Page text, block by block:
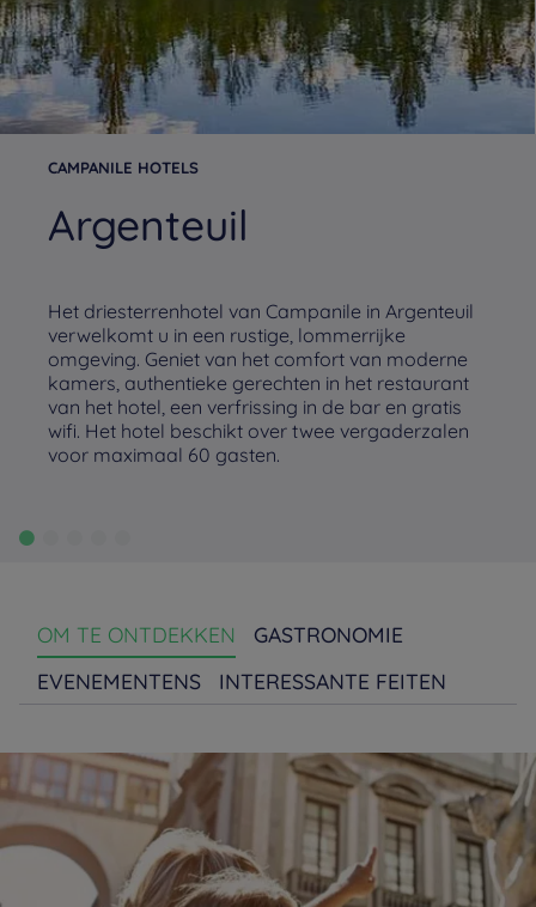
CAMPANILE HOTELS
Argenteuil
Het driesterrenhotel van Campanile in Argenteuil
verwelkomt u in een rustige, lommerrijke
omgeving. Geniet van het comfort van moderne
kamers, authentieke gerechten in het restaurant
van het hotel, een verfrissing in de bar en gratis
wifi. Het hotel beschikt over twee vergaderzalen
voor maximaal 60 gasten.
OM TE ONTDEKKEN
GASTRONOMIE
EVENEMENTENS
INTERESSANTE FEITEN